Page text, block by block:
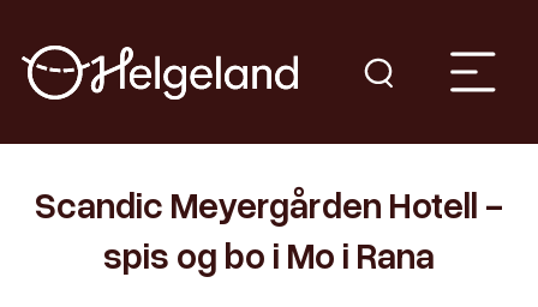
Scandic Meyergården Hotell -
spis og bo i Mo i Rana